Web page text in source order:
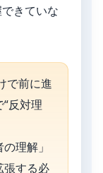
きていな
で前に進
反対理
理解」
張する必